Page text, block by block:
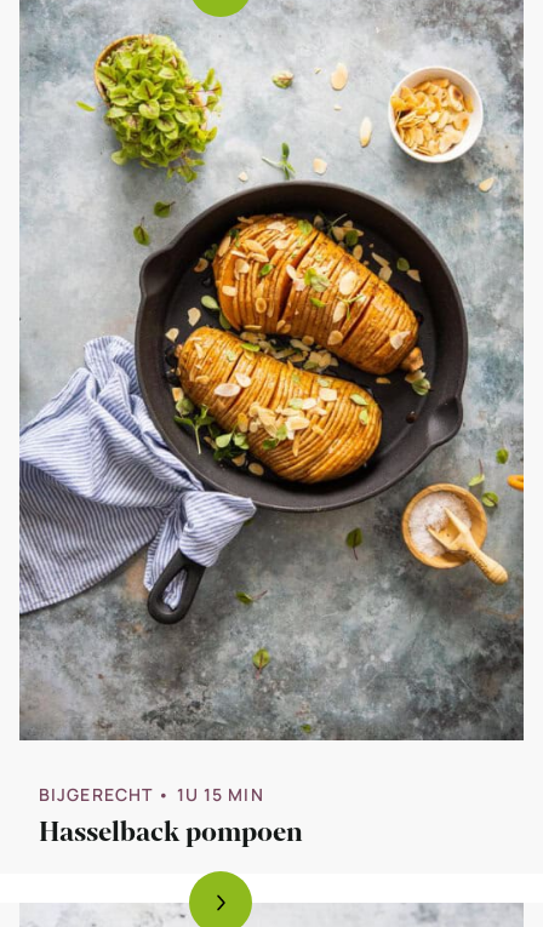
BIJGERECHT • 1U 15 MIN
Hasselback pompoen